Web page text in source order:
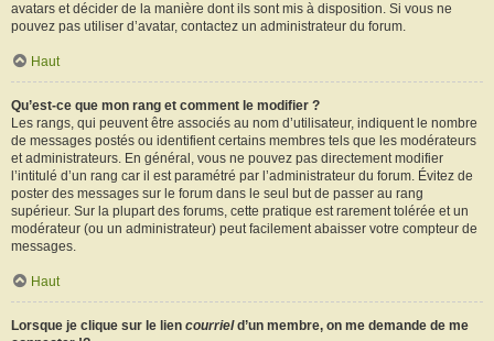
avatars et décider de la manière dont ils sont mis à disposition. Si vous ne
pouvez pas utiliser d’avatar, contactez un administrateur du forum.
Haut
Qu’est-ce que mon rang et comment le modifier ?
Les rangs, qui peuvent être associés au nom d’utilisateur, indiquent le nombre
de messages postés ou identifient certains membres tels que les modérateurs
et administrateurs. En général, vous ne pouvez pas directement modifier
l’intitulé d’un rang car il est paramétré par l’administrateur du forum. Évitez de
poster des messages sur le forum dans le seul but de passer au rang
supérieur. Sur la plupart des forums, cette pratique est rarement tolérée et un
modérateur (ou un administrateur) peut facilement abaisser votre compteur de
messages.
Haut
Lorsque je clique sur le lien courrield’un membre, on me demande de me